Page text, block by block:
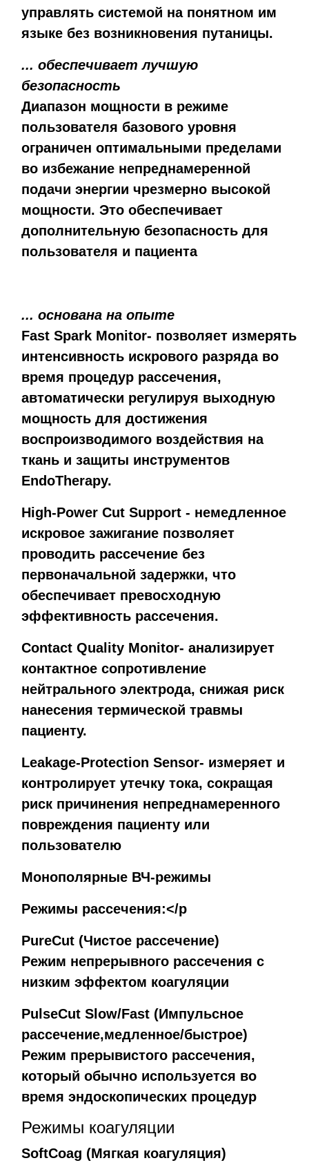
управлять системой на понятном им
языке без возникновения путаницы.
... обеспечивает лучшую
безопасность
Диапазон мощности в режиме
пользователя базового уровня
ограничен оптимальными пределами
во избежание непреднамеренной
подачи энергии чрезмерно высокой
мощности. Это обеспечивает
дополнительную безопасность для
пользователя и пациента
... основана на опыте
Fast Spark Monitor- позволяет измерять
интенсивность искрового разряда во
время процедур рассечения,
автоматически регулируя выходную
мощность для достижения
воспроизводимого воздействия на
ткань и защиты инструментов
EndoTherapy.
High-Power Cut Support - немедленное
искровое зажигание позволяет
проводить рассечение без
первоначальной задержки, что
обеспечивает превосходную
эффективность рассечения.
Contact Quality Monitor- анализирует
контактное сопротивление
нейтрального электрода, снижая риск
нанесения термической травмы
пациенту.
Leakage-Protection Sensor- измеряет и
контролирует утечку тока, сокращая
риск причинения непреднамеренного
повреждения пациенту или
пользователю
Монополярные ВЧ-режимы
Режимы рассечения:</p
PureCut (Чистое рассечение)
Режим непрерывного рассечения с
низким эффектом коагуляции
PulseCut Slow/Fast (Импульсное
рассечение,медленное/быстрое)
Режим прерывистого рассечения,
который обычно используется во
время эндоскопических процедур
Режимы коагуляции
SoftCoag (Мягкая коагуляция)